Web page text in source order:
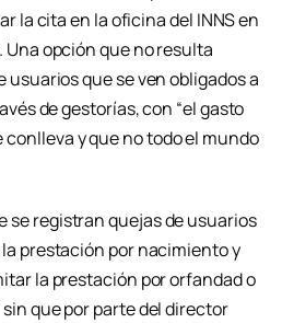
la cita en la oficina del INNS en
opción que no resulta
usuarios que se ven obligados a
de gestorías, con “el gasto
y que no todo el mundo
se registran quejas de usuarios
prestación por nacimiento y
la prestación por orfandad o
que por parte del director